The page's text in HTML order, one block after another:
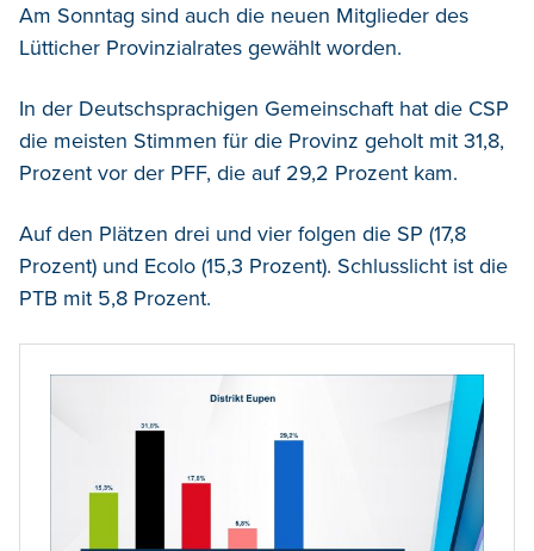
Am Sonntag sind auch die neuen Mitglieder des
Lütticher Provinzialrates gewählt worden.
In der Deutschsprachigen Gemeinschaft hat die CSP
die meisten Stimmen für die Provinz geholt mit 31,8,
Prozent vor der PFF, die auf 29,2 Prozent kam.
Auf den Plätzen drei und vier folgen die SP (17,8
Prozent) und Ecolo (15,3 Prozent). Schlusslicht ist die
PTB mit 5,8 Prozent.